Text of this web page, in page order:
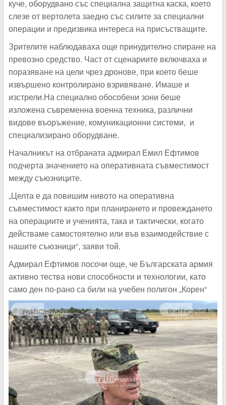
куче, оборудвано със специална защитна каска, което
слезе от вертолета заедно със силите за специални
операции и предизвика интереса на присъстващите.
Зрителите наблюдаваха още принудително спиране на
превозно средство. Част от сценариите включваха и
поразяване на цели чрез дронове, при което беше
извършено контролирано взривяване. Имаше и
изстрели.На специално обособени зони беше
изложена съвременна военна техника, различни
видове въоръжение, комуникационни системи, и
специализирано оборудване.
Началникът на отбраната адмирал Емил Ефтимов
подчерта значението на оперативната съвместимост
между съюзниците.
„Целта е да повишим нивото на оперативна
съвместимост както при планирането и провеждането
на операциите и ученията, така и тактически, когато
действаме самостоятелно или във взаимодействие с
нашите съюзници“, заяви той.
Адмирал Ефтимов посочи още, че Българската армия
активно тества нови способности и технологии, като
само ден по-рано са били на учебен полигон „Корен“